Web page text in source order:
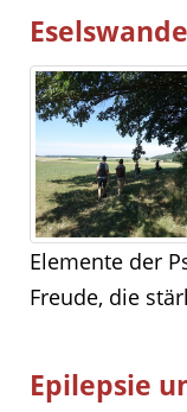
Elemente der
Freude, die
Epilepsie